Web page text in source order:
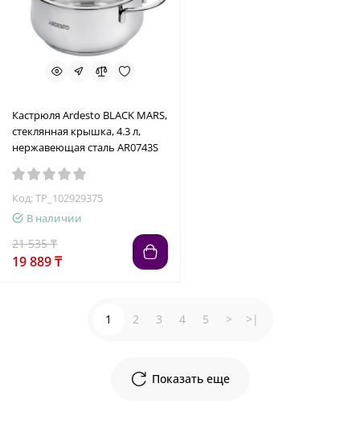
Кастрюля Ardesto BLACK MARS,
стеклянная крышка, 4.3 л,
нержавеющая сталь AR0743S
Код: TP_102929375
В наличии
21 535 ₸
19 889 ₸
Показать еще
1 2 3 4 5 > >|